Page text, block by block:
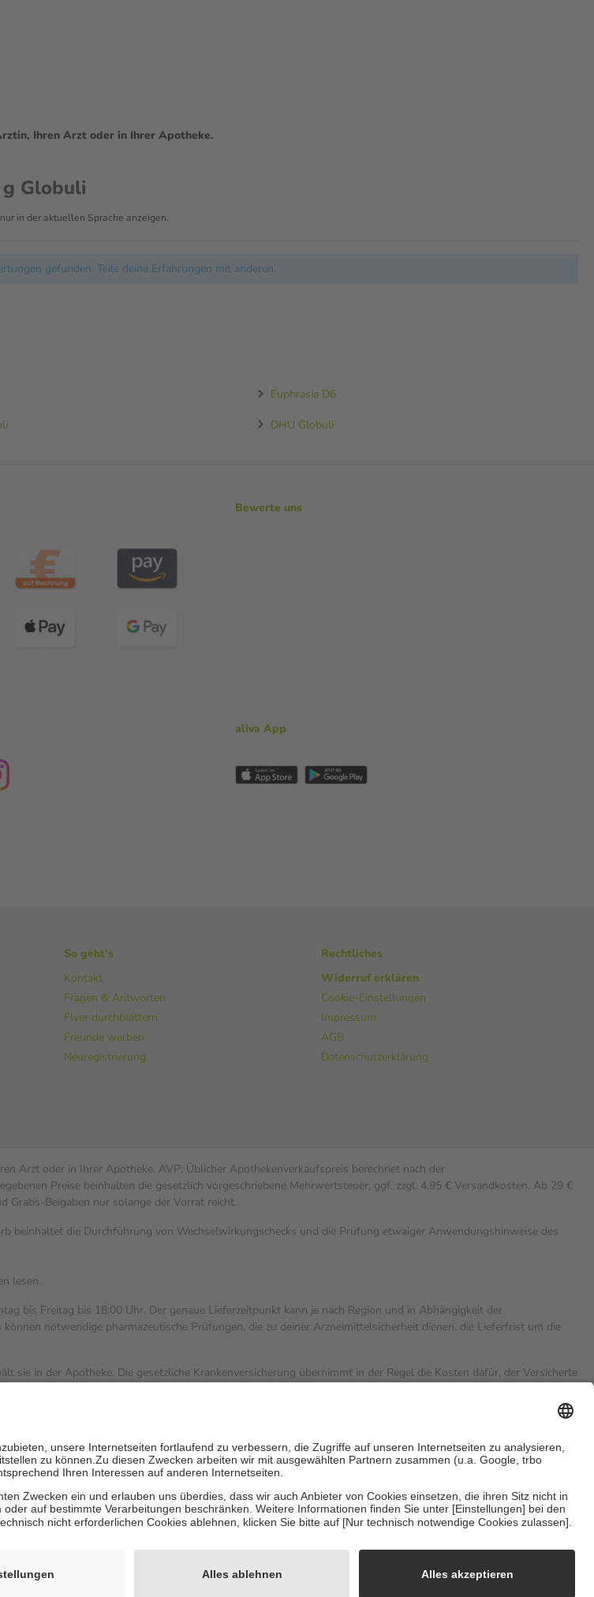
Ihren Arzt oder in Ihrer Apotheke.
Globuli
in der aktuellen Sprache anzeigen.
gefunden. Teile deine Erfahrungen mit anderen.
Euphrasia D6
DHU Globuli
Bewerte uns
aliva App
So geht's
Kontakt
Fragen & Antworten
Flyer durchblättern
Freunde werben
Neuregistrierung
Rechtliches
Widerruf erklären
Cookie-Einstellungen
Impressum
AGB
Datenschutzerklärung
Arzt oder in Ihrer Apotheke. AVP: Üblicher Apothekenverkaufspreis berechnet nach der
Preise beinhalten die gesetzlich vorgeschriebene Mehrwertsteuer, ggf. zzgl. 4,95 € Versandkosten. Ab 29 €
Gratis-Beigaben nur solange der Vorrat reicht.
beinhaltet die Durchführung von Wechselwirkungschecks und die Prüfung etwaiger Anwendungshinweise des
lesen.
bis Freitag bis 18:00 Uhr. Der genaue Lieferzeitpunkt kann je nach Region und in Abhängigkeit der
notwendige pharmazeutische Prüfungen, die zu deiner Arzneimittelsicherheit dienen, die Lieferfrist um die
sie in der Apotheke. Die gesetzliche Krankenversicherung übernimmt in der Regel die Kosten dafür, der Versicherte
Es sind jedoch nie mehr als die tatsächlichen Kosten der
sowie zehn Euro je Verordnung.
Stellung der Familie zu unterstützen, fallenkeine Zuzahlungen
Shops hat Maßnahmen getroffen, um sicherzustellen, dass es sich um echte Bewertungen handelt. Mehr